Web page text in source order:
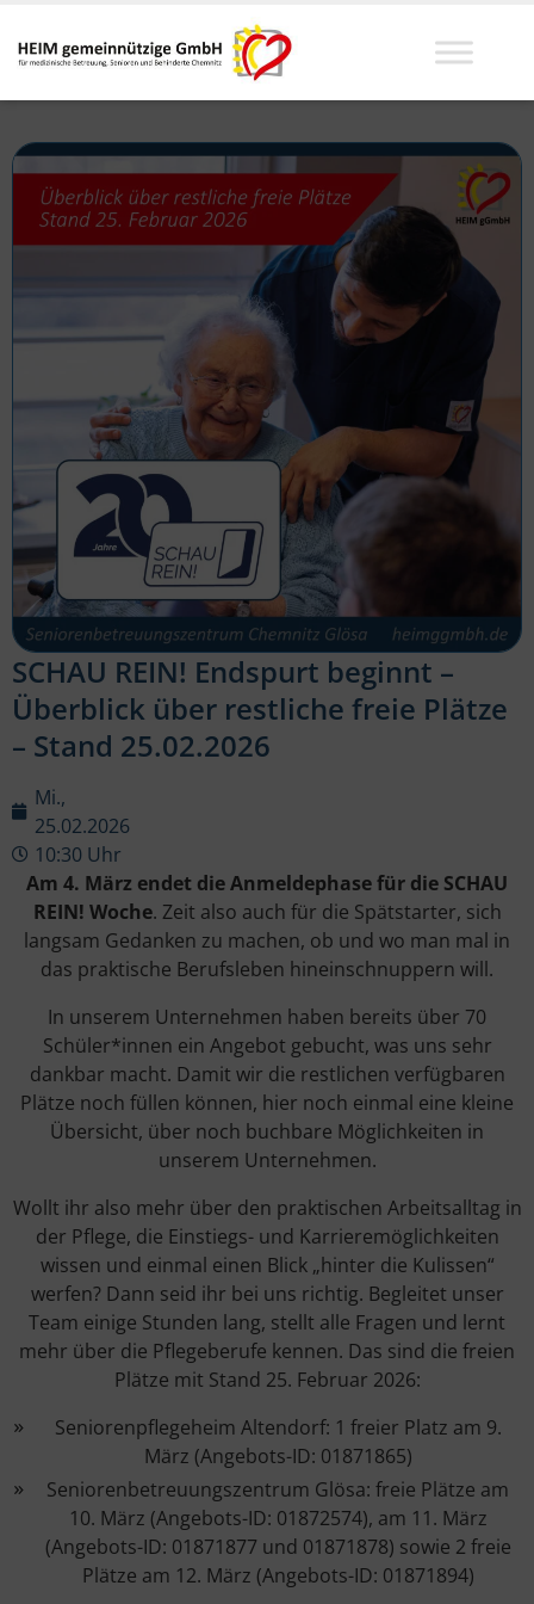
SCHAU REIN! Endspurt beginnt –
Überblick über restliche freie Plätze
– Stand 25.02.2026
Mi.,
25.02.2026
10:30 Uhr
Am 4. März endet die Anmeldephase für die SCHAU
REIN! Woche. Zeit also auch für die Spätstarter, sich
langsam Gedanken zu machen, ob und wo man mal in
das praktische Berufsleben hineinschnuppern will.
In unserem Unternehmen haben bereits über 70
Schüler*innen ein Angebot gebucht, was uns sehr
dankbar macht. Damit wir die restlichen verfügbaren
Plätze noch füllen können, hier noch einmal eine kleine
Übersicht, über noch buchbare Möglichkeiten in
unserem Unternehmen.
Wollt ihr also mehr über den praktischen Arbeitsalltag in
der Pflege, die Einstiegs- und Karrieremöglichkeiten
wissen und einmal einen Blick „hinter die Kulissen“
werfen? Dann seid ihr bei uns richtig. Begleitet unser
Team einige Stunden lang, stellt alle Fragen und lernt
mehr über die Pflegeberufe kennen. Das sind die freien
Plätze mit Stand 25. Februar 2026:
Seniorenpflegeheim Altendorf: 1 freier Platz am 9.
März (Angebots-ID: 01871865)
Seniorenbetreuungszentrum Glösa: freie Plätze am
10. März (Angebots-ID: 01872574), am 11. März
(Angebots-ID: 01871877 und 01871878) sowie 2 freie
Plätze am 12. März (Angebots-ID: 01871894)